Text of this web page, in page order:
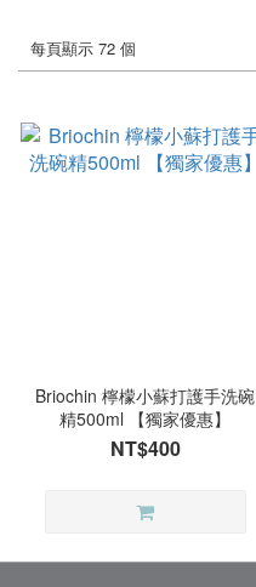
每頁顯示 72 個
Briochin 檸檬小蘇打護手洗碗
精500ml 【獨家優惠】
NT$400